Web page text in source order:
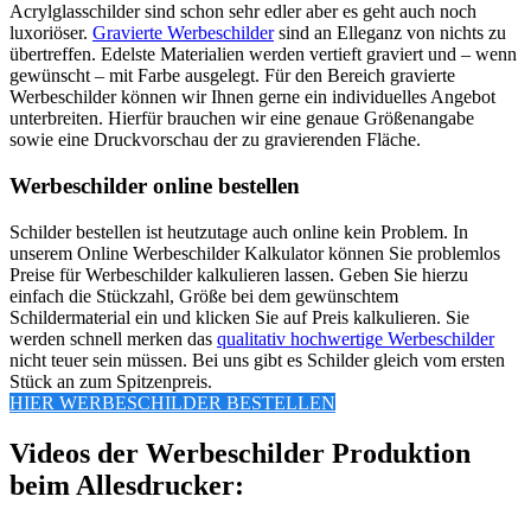
Acrylglasschilder sind schon sehr edler aber es geht auch noch
luxoriöser. Gravierte Werbeschildersind an Elleganz von nichts zu
übertreffen. Edelste Materialien werden vertieft graviert und – wenn
gewünscht – mit Farbe ausgelegt. Für den Bereich gravierte
Werbeschilder können wir Ihnen gerne ein individuelles Angebot
unterbreiten. Hierfür brauchen wir eine genaue Größenangabe
sowie eine Druckvorschau der zu gravierenden Fläche.
Werbeschilder online bestellen
Schilder bestellen ist heutzutage auch online kein Problem. In
unserem Online Werbeschilder Kalkulator können Sie problemlos
Preise für Werbeschilder kalkulieren lassen. Geben Sie hierzu
einfach die Stückzahl, Größe bei dem gewünschtem
Schildermaterial ein und klicken Sie auf Preis kalkulieren. Sie
werden schnell merken das qualitativ hochwertige Werbeschilder
nicht teuer sein müssen. Bei uns gibt es Schilder gleich vom ersten
Stück an zum Spitzenpreis.
HIER WERBESCHILDER BESTELLEN
Videos der Werbeschilder Produktion
beim Allesdrucker: